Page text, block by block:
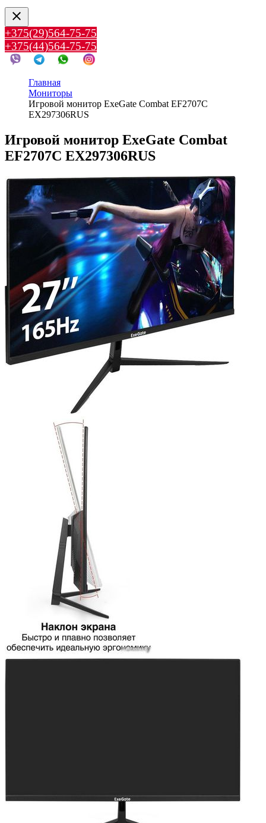
clear
+375(29)564-75-75
+375(44)564-75-75
Главная
Мониторы
Игровой монитор ExeGate Combat EF2707C
EX297306RUS
Игровой монитор ExeGate Combat
EF2707C EX297306RUS